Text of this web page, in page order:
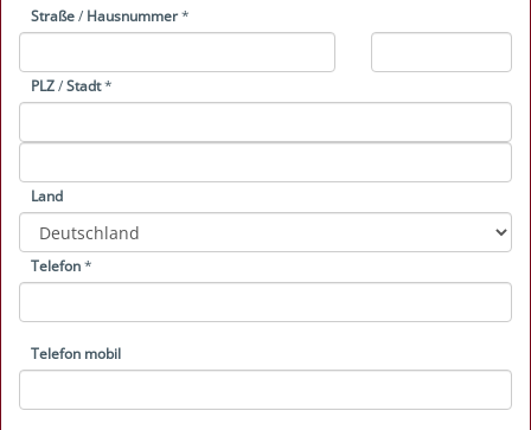
Straße/ Hausnummer*
PLZ/Stadt*
Land
Telefon*
Telefon mobil